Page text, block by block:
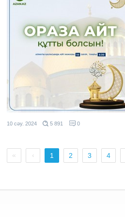
10 сәу. 2024 5 891 0
« ‹ 1 2 3 4